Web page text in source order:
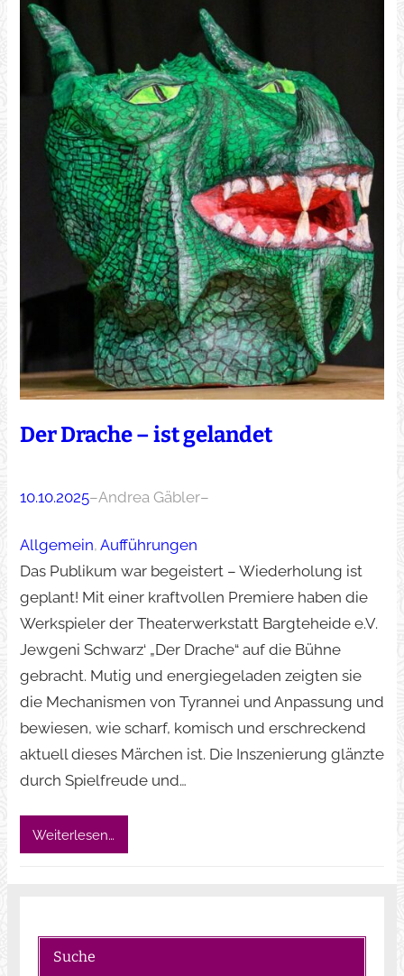
Der Drache – ist gelandet
10.10.2025–Andrea Gäbler–
Allgemein, Aufführungen
Das Publikum war begeistert – Wiederholung ist
geplant! Mit einer kraftvollen Premiere haben die
Werkspieler der Theaterwerkstatt Bargteheide e.V.
Jewgeni Schwarz‘ „Der Drache“ auf die Bühne
gebracht. Mutig und energiegeladen zeigten sie
die Mechanismen von Tyrannei und Anpassung und
bewiesen, wie scharf, komisch und erschreckend
aktuell dieses Märchen ist. Die Inszenierung glänzte
durch Spielfreude und…
Weiterlesen…
Suche